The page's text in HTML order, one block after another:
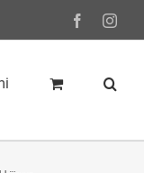
Facebook